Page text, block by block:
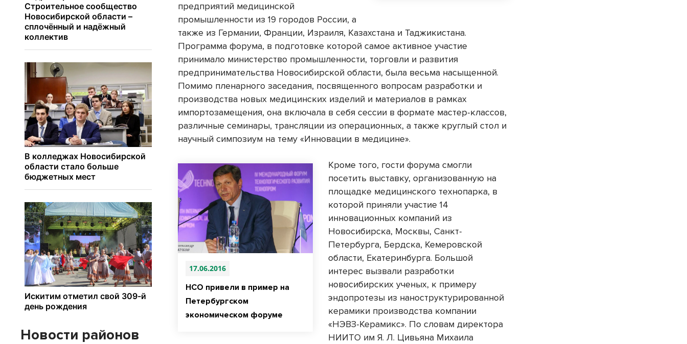
предприятий медицинской
промышленности из 19 городов России, а
также из Германии, Франции, Израиля, Казахстана и Таджикистана.
Программа форума, в подготовке которой самое активное участие
принимало министерство промышленности, торговли и развития
предпринимательства Новосибирской области, была весьма насыщенной.
Помимо пленарного заседания, посвященного вопросам разработки и
производства новых медицинских изделий и материалов в рамках
импортозамещения, она включала в себя сессии в формате мастер-классов,
различные семинары, трансляции из операционных, а также круглый стол и
научный симпозиум на тему «Инновации в медицине».
17.06.2016
НСО привели в пример на
Петербургском
экономическом форуме
Кроме того, гости форума смогли
посетить выставку, организованную на
площадке медицинского технопарка, в
которой приняли участие 14
инновационных компаний из
Новосибирска, Москвы, Санкт-
Петербурга, Бердска, Кемеровской
области, Екатеринбурга. Большой
интерес вызвали разработки
новосибирских ученых, к примеру
эндопротезы из наноструктурированной
керамики производства компании
«НЭВЗ-Кера­микс». По словам директора
НИИТО им Я. Л. Цивьяна Михаила
Новости районов